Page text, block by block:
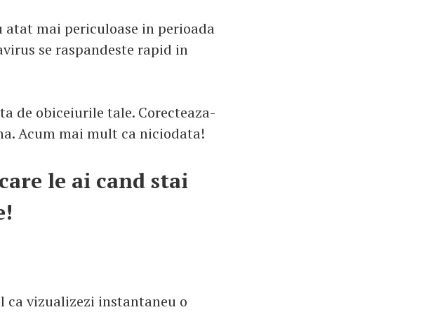
mai periculoase in perioada
se raspandeste rapid in
de obiceiurile tale. Corecteaza-
Acum mai mult ca niciodata!
le ai cand stai
ca vizualizezi instantaneu o